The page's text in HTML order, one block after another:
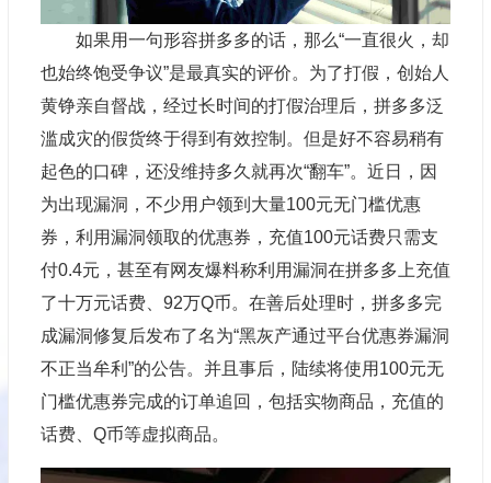
如果用一句形容拼多多的话，那么“一直很火，却
也始终饱受争议”是最真实的评价。为了打假，创始人
黄铮亲自督战，经过长时间的打假治理后，拼多多泛
滥成灾的假货终于得到有效控制。但是好不容易稍有
起色的口碑，还没维持多久就再次“翻车”。近日，因
为出现漏洞，不少用户领到大量100元无门槛优惠
券，利用漏洞领取的优惠券，充值100元话费只需支
付0.4元，甚至有网友爆料称利用漏洞在拼多多上充值
了十万元话费、92万Q币。在善后处理时，拼多多完
成漏洞修复后发布了名为“黑灰产通过平台优惠券漏洞
不正当牟利”的公告。并且事后，陆续将使用100元无
门槛优惠券完成的订单追回，包括实物商品，充值的
话费、Q币等虚拟商品。